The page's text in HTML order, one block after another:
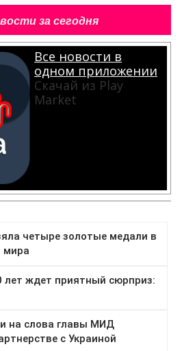
за сегодня
Все новости в
одном приложении
Скачай из Play
Market